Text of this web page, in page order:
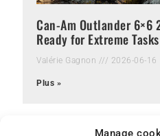
Manage
Can-Am Outlander 6×6
Ready for Extreme Tasks
Valérie Gagnon 2026-06-16
Plus »